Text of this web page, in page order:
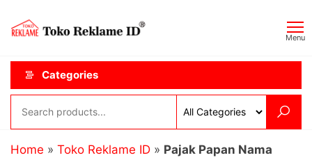
content
ID
Menu
Categories
Home » Toko Reklame ID » Pajak Papan Nama